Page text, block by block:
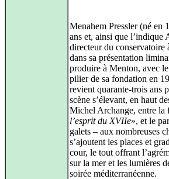
Menahem Pressler (né en
ans et, ainsi que l’indique
directeur du
dans sa présentation
produire à Menton, avec
pilier de sa fondation en
revient quarante-trois ans
scène s’élevant, en haut
Michel Archange, entre la
l’esprit du XVIIe», et le
galets – aux nombreuses
s’ajoutent les places et
cour, le tout offrant
sur la mer et les lumières
soirée méditerranéenne.